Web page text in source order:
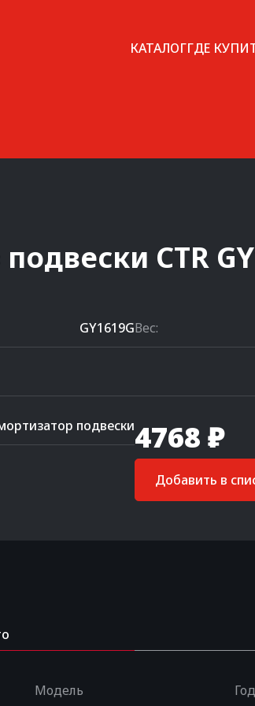
КАТАЛОГГДЕ
CTR
GY1619GВес:
подвески4768 ₽
Добавить в
Модель Год